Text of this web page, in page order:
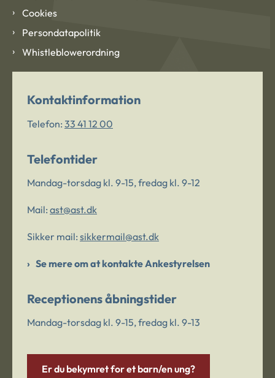
Cookies
Persondatapolitik
Whistleblowerordning
Kontaktinformation
Telefon: 33 41 12 00
Telefontider
Mandag-torsdag kl. 9-15, fredag kl. 9-12
Mail: ast@ast.dk
Sikker mail: sikkermail@ast.dk
Se mere om at kontakte Ankestyrelsen
Receptionens åbningstider
Mandag-torsdag kl. 9-15, fredag kl. 9-13
Er du bekymret for et barn/en ung?